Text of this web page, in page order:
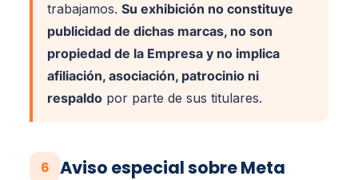
trabajamos. Su exhibición no constituye
publicidad de dichas marcas, no son
propiedad de la Empresa y no implica
afiliación, asociación, patrocinio ni
respaldo por parte de sus titulares.
6 Aviso especial sobre Meta